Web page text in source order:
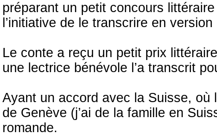
préparant un petit concours
l’initiative de le transcrire en
Le conte a reçu un petit prix
une lectrice bénévole l’a transcrit
Ayant un accord avec la Suisse,
de Genève (j’ai de la famille en
romande.